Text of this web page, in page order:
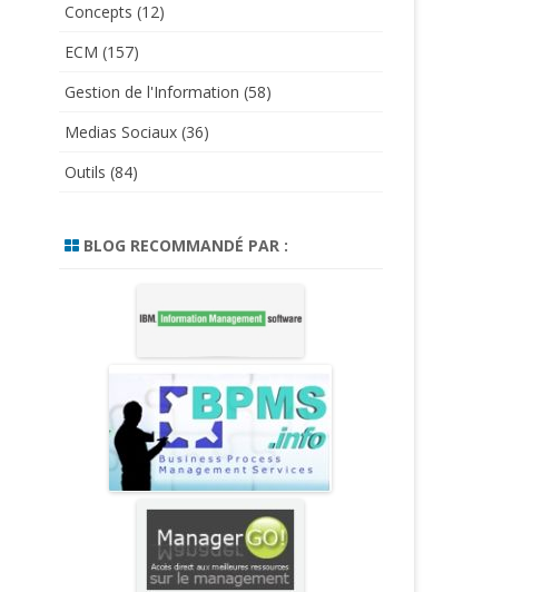
Concepts (12)
ECM (157)
Gestion de l'Information (58)
Medias Sociaux(36)
Outils (84)
BLOG RECOMMANDÉ PAR :